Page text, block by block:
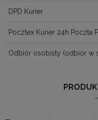
DPD Kurier
Pocztex Kurier 24h Poczta
Odbiór osobisty (odbiór w